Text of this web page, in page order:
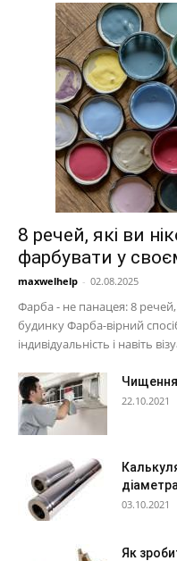
8 речей, які ви
фарбувати у
maxwelhelp - 02.08.2025
Фарба - не панацея: 8
будинку Фарба-вірний
індивідуальність і навіть
Чищення
22.10.2021
03.10.2021
Як